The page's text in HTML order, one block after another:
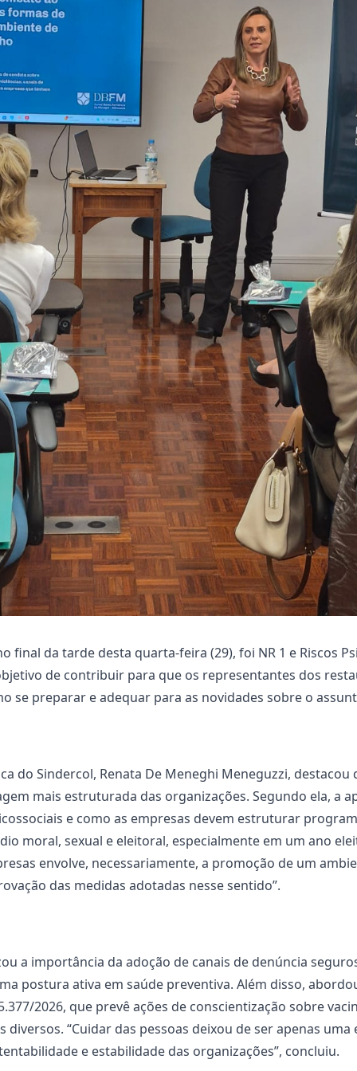
final da tarde desta quarta-feira (29), foi NR 1 e Riscos
de contribuir para que os representantes dos
se preparar e adequar para as novidades sobre o
do Sindercol, Renata De Meneghi Meneguzzi,
mais estruturada das organizações. Segundo ela, a
e como as empresas devem estruturar
moral, sexual e eleitoral, especialmente em um ano
envolve, necessariamente, a promoção de um
das medidas adotadas nesse sentido”.
a importância da adoção de canais de denúncia
postura ativa em saúde preventiva. Além disso,
2026, que prevê ações de conscientização sobre
diversos. “Cuidar das pessoas deixou de ser apenas
e estabilidade das organizações”, concluiu.